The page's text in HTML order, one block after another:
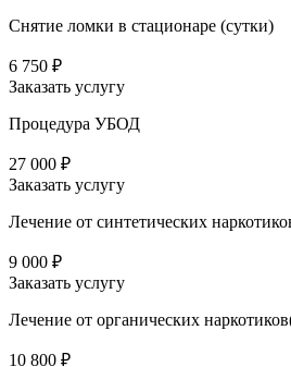
Снятие ломки в стационаре (сутки)
6 750 ₽
Заказать услугу
Процедура УБОД
27 000 ₽
Заказать услугу
Лечение от синтетических
9 000 ₽
Заказать услугу
Лечение от органических
10 800 ₽